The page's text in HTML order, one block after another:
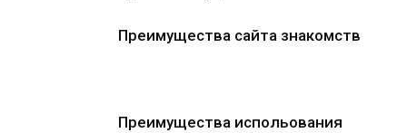
Преимущества сайта знакомств
Преимущества испольования